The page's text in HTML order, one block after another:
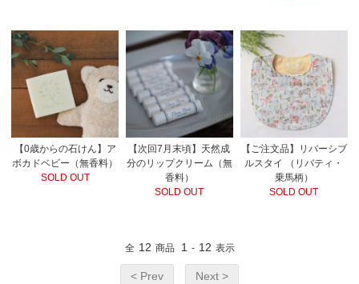
【0歳からの石けん】ア
ボカドベビー（無香料）
SOLD OUT
【次回7月末頃】天然成
分のリップクリーム（無
香料）
SOLD OUT
【ご注文品】リバーシブ
ルスタイ （リバティ・
乗馬柄）
SOLD OUT
全 12 商品 1 - 12 表示
< Prev Next >